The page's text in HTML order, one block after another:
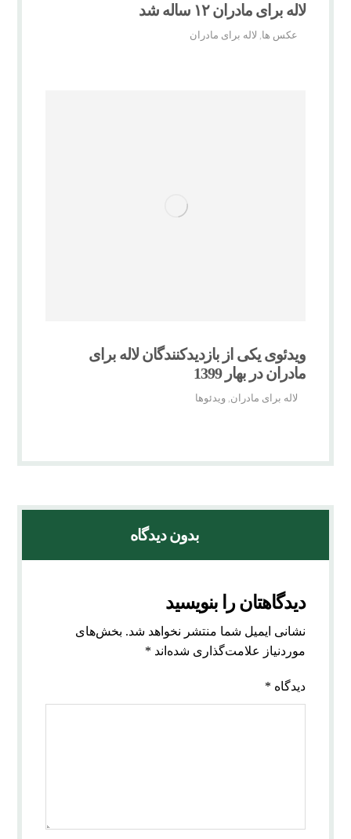
لاله برای مادران ۱۲ ساله شد
عکس ها لاله برای مادران
ویدئوی یکی از بازدیدکنندگان لاله برای
مادران در بهار 1399
لاله برای مادران,ویدئوها
بدون دیدگاه
دیدگاهتان را بنویسید
نشانی ایمیل شما منتشر نخواهد شد. بخش‌های
موردنیاز علامت‌گذاری شده‌اند *
دیدگاه *